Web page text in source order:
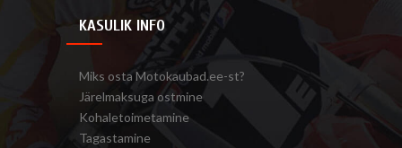
KASULIK INFO
Miks osta Motokaubad.ee-st?
Järelmaksuga ostmine
Kohaletoimetamine
Tagastamine